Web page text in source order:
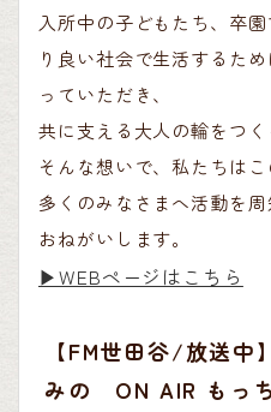
入所中の子どもたち、卒
り良い社会で生活するた
っていただき、
共に支える大人の輪をつく
そんな想いで、私たちは
多くのみなさまへ活動を
おねがいします。
▶︎WEBページはこちら
【FM世田谷/放送中
みの ON AIR もっ